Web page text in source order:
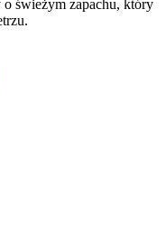
o świeżym zapachu, który